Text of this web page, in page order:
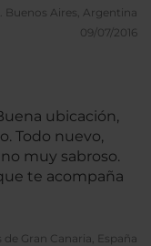
y acertarle. El
mareadas las
satisfecho,
CheckIn que
Volvería a
Buenos Aires, Argentina
09/07/2016
ubicación,
Todo nuevo,
muy sabroso.
te acompaña
de Gran Canaria, España